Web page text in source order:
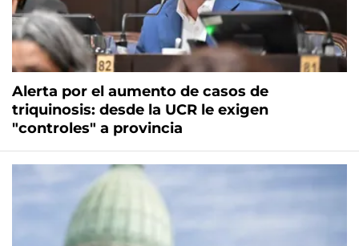
Alerta por el aumento de casos de
triquinosis: desde la UCR le exigen
"controles" a provincia